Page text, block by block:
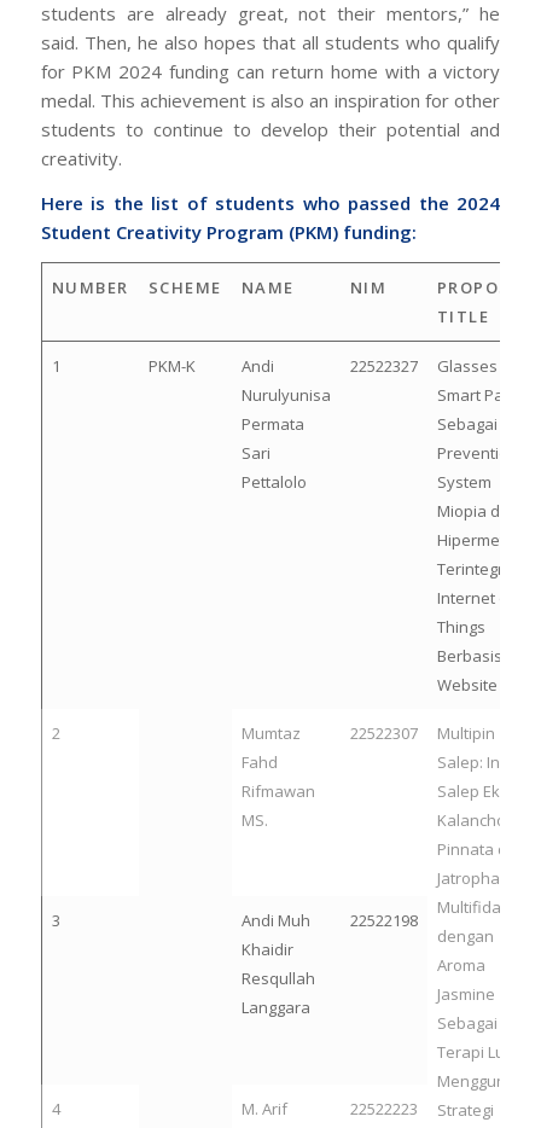
students are already great, not their mentors,” he
said. Then, he also hopes that all students who qualify
for PKM 2024 funding can return home with a victory
medal. This achievement is also an inspiration for other
students to continue to develop their potential and
creativity.
Here is the list of students who passed the 2024
Student Creativity Program (PKM) funding:
NUMBER SCHEME NAME NIM
PROPOSAL
TITLE
1 PKM-K
Andi
Nurulyunisa
Permata
Sari
Pettalolo
22522327
Glasses
Smart Patch
Sebagai
Prevention
System
Miopia dan
Terintegrasi
Internet of
Things
Berbasis
Website
2
Mumtaz
Fahd
Rifmawan
MS.
22522307
Multipin
Salep: Inovasi
Salep Ekstrak
Kalanchoe
Pinnata dan
Jatropha
Multifida
dengan
Aroma
Jasmine
Sebagai
Terapi Luka
Strategi
3
Andi Muh
Khaidir
Resqullah
Langgara
22522198
4
M. Arif
22522223